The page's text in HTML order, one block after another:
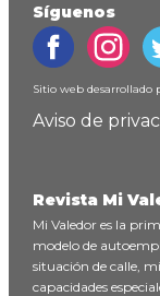
Síguenos
Sitio web desarrollado
Aviso de
Revista Mi
Mi Valedor es la
modelo de
situación de calle,
capacidades